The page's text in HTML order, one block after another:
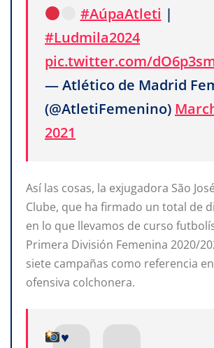
#AúpaAtleti |
#Ludmila2024
pic.twitter.com/
— Atlético de Madrid
(@AtletiFemenino)
2021
Así las cosas, la exjugadora São
Clube, que ha firmado un total de
en lo que llevamos de curso
Primera División Femenina 2020/
siete campañas como referencia
ofensiva colchonera.
♥